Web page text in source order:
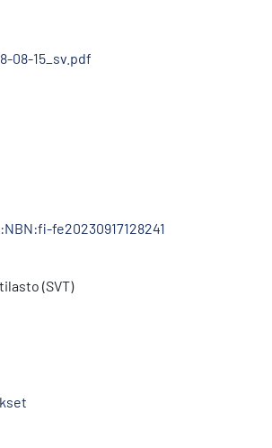
08-15_sv.pdf
fe20230917128241
(SVT)